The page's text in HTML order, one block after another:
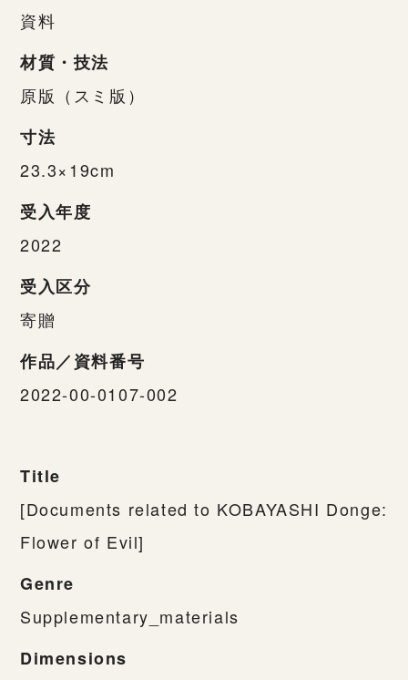
資料
材質・技法
原版（スミ版）
寸法
23.3×19cm
受入年度
2022
受入区分
寄贈
作品／資料番号
2022-00-0107-002
Title
[Documents related to KOBAYASHI Donge:
Flower of Evil]
Genre
Supplementary_materials
Dimensions